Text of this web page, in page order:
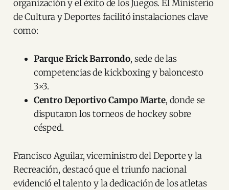
organización y el éxito de los Juegos. El Ministerio
de Cultura y Deportes facilitó instalaciones clave
como:
Parque Erick Barrondo, sede de las
competencias de kickboxing y baloncesto
3×3.
Centro Deportivo Campo Marte, donde se
disputaron los torneos de hockey sobre
césped.
Francisco Aguilar, viceministro del Deporte y la
Recreación, destacó que el triunfo nacional
evidenció el talento y la dedicación de los atletas